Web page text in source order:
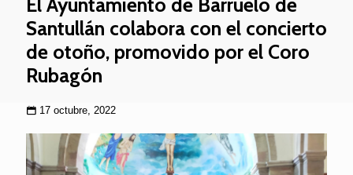
El Ayuntamiento de Barruelo de
Santullán colabora con el concierto
de otoño, promovido por el Coro
Rubagón
17 octubre, 2022